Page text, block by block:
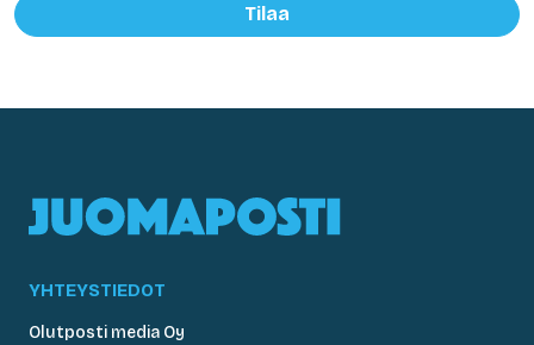
Tilaa
YHTEYSTIEDOT
Olutposti media Oy